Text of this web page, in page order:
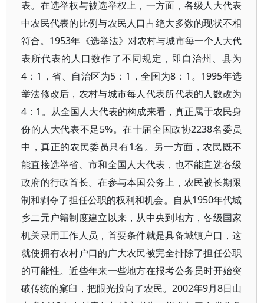
表。在选举权与被选举权上，一方面，各级人大代表
中农民代表的比例与农民人口占绝大多数的现状不相
符合。1953年《选举法》对农村与城市每一个人大代
表所代表的人口数作了不同规定，即自治州、县为
4：1，省、自治区为5：1，全国为8：1。1995年选
举法修改后，农村与城市每人代表所代表的人数改为
4：1。从全国人大代表的构成来看，真正属于农民身
份的人大代表不足5%。在十届全国政协2238名委员
中，真正的农民委员只有1名。另一方面，农民既不
能直接选举省、市和全国人大代表，也不能直选各级
政府的行政首长。在参与本国公务上，农民被长期限
制和剥夺了担任公职的权利和机会。自从1950年代城
乡二元户籍制度建立以来，从中央到地方，各级国家
机关录用工作人员，首要条件就是具备城镇户口，这
就使拥有农村户口的广大农民被完全排除了担任公职
的可能性。近些年来一些地方在报考公务员时开始突
破传统的窠臼，把眼光投向了农民。2002年9月8日山